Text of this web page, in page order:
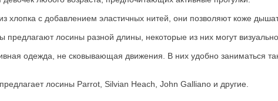
хлопка с добавлением эластичных нитей, они позволяют коже
лосины разной длины, некоторые из них могут
одежда, не сковывающая движения. В них удобно заниматься
лосины Parrot, Silvian Heach, John Galliano и другие.